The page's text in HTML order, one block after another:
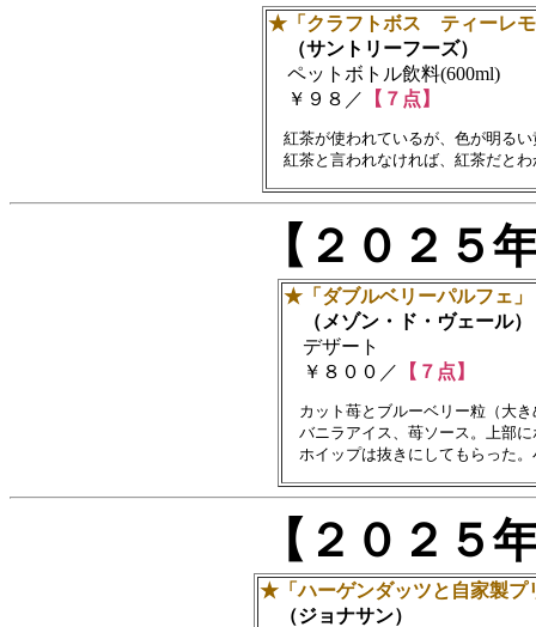
★「クラフトボス ティーレ
（サントリーフーズ）
ペットボトル飲料(600ml)
￥９８／ 【７点】
紅茶が使われているが、色が明る
【２０２
★「ダブルベリーパルフェ」
（メゾン・ド・ヴェール）
デザート
￥８００／ 【７点】
カット苺とブルーベリー粒（大
バニラアイス、苺ソース。上部
【２０２
★「ハーゲンダッツと自家製プ
（ジョナサン）